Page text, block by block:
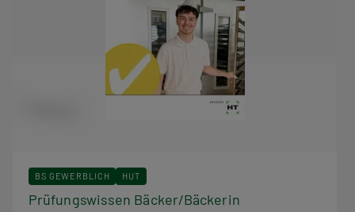
BS GEWERBLICH HUT
Prüfungswissen Bäcker/Bäckerin